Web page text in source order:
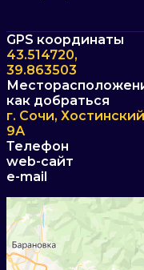
GPS координаты
43.514720,
39.863503
как добраться
г. Сочи,
9А
Телефон
web-сайт
e-mail